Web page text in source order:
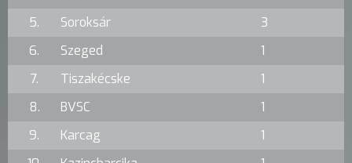
5.
Soroksár
3
6.
Szeged
1
7.
Tiszakécske
1
8.
BVSC
1
9.
Karcag
1